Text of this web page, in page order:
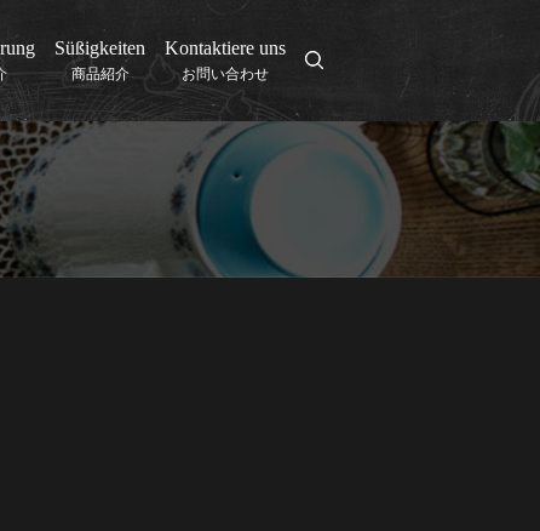
Süßigkeiten
商品紹介
Kontaktiere uns
お問い合わせ
search